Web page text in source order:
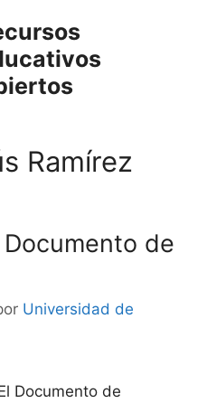
Ramírez
de
Universidad de
Documento de